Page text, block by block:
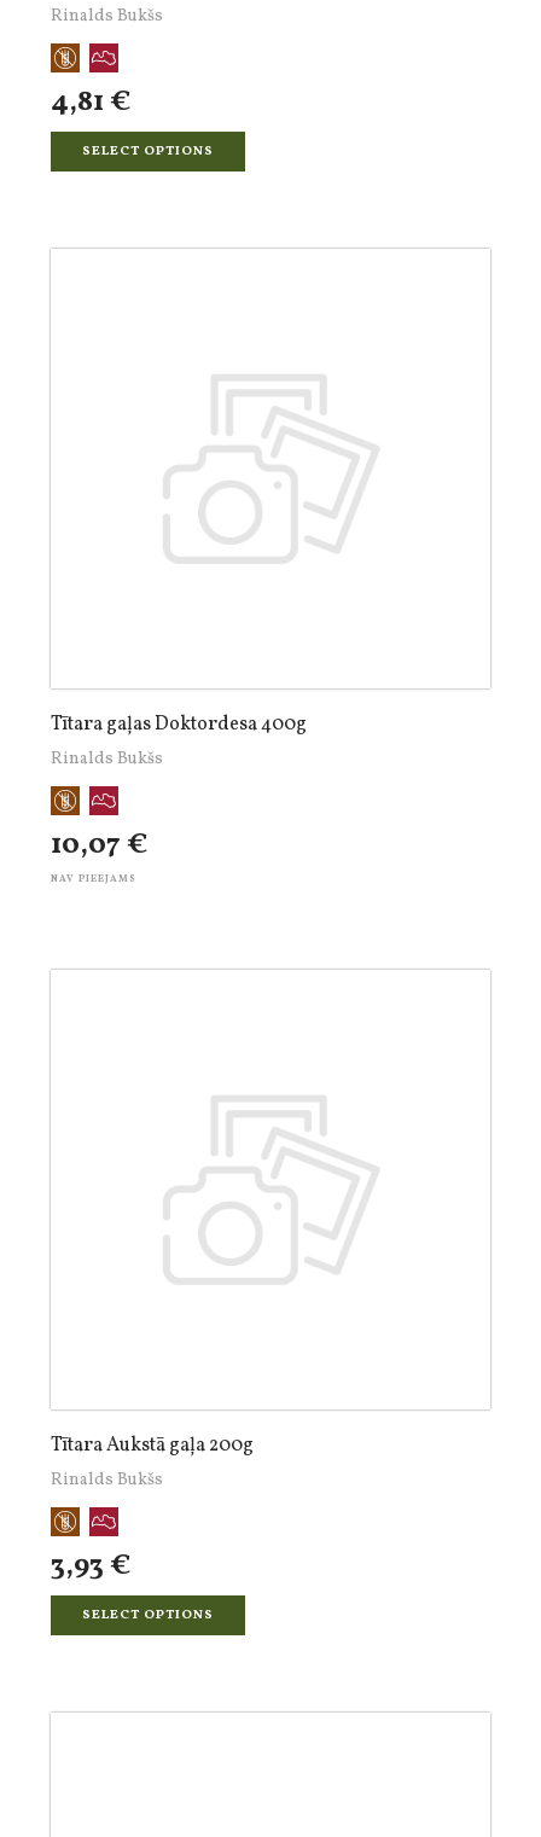
Rinalds Bukšs
4,81 €
SELECT OPTIONS
Tītara gaļas Doktordesa 400g
Rinalds Bukšs
10,07 €
NAV PIEEJAMS
Tītara Aukstā gaļa 200g
Rinalds Bukšs
3,93 €
SELECT OPTIONS